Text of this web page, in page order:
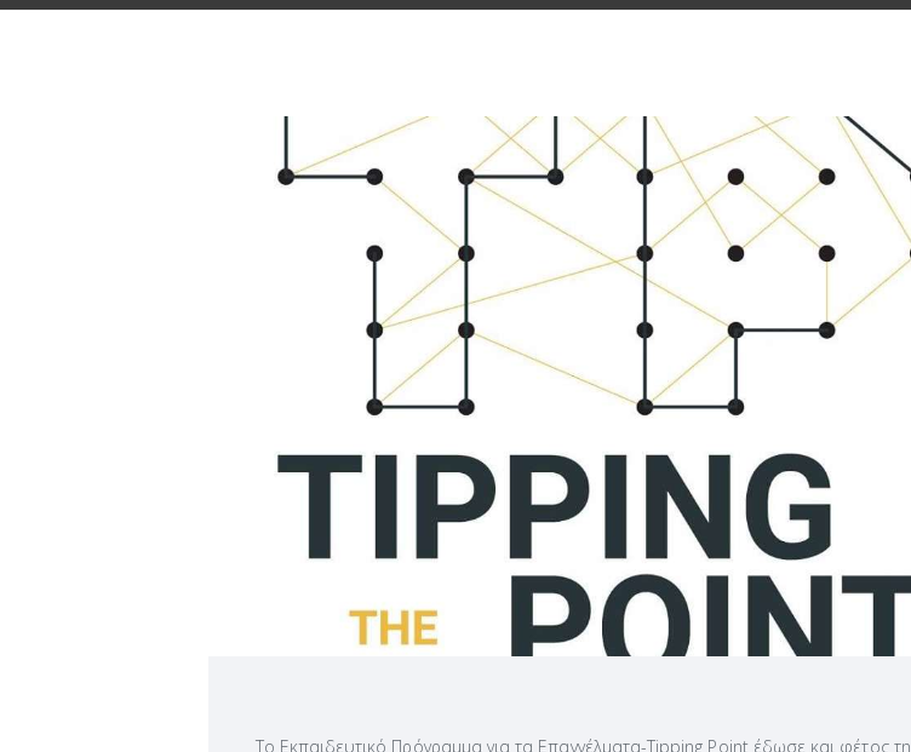
ΕΠΙΚΟΙΝΩΝΙΑ
Το Εκπαιδευτικό Πρόγραμμα για τα Επαγγέλματα-Tipping Point έδωσε και φέτος τη